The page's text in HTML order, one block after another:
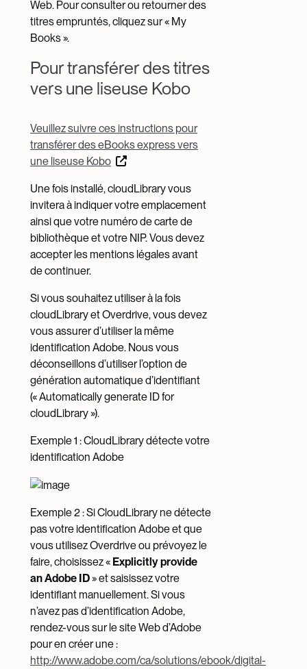
Web. Pour consulter ou retourner des
titres empruntés, cliquez sur « My
Books ».
Pour transférer des titres
vers une liseuse Kobo
Veuillez suivre ces instructions pour
transférer des eBooks express vers
une liseuse Kobo
Une fois installé, cloudLibrary vous
invitera à indiquer votre emplacement
ainsi que votre numéro de carte de
bibliothèque et votre NIP. Vous devez
accepter les mentions légales avant
de continuer.
Si vous souhaitez utiliser à la fois
cloudLibrary et Overdrive, vous devez
vous assurer d’utiliser la même
identification Adobe. Nous vous
déconseillons d’utiliser l’option de
génération automatique d’identifiant
(« Automatically generate ID for
cloudLibrary »).
Exemple 1 : CloudLibrary détecte votre
identification Adobe
Exemple 2 : Si CloudLibrary ne détecte
pas votre identification Adobe et que
vous utilisez Overdrive ou prévoyez le
faire, choisissez « Explicitly provide
an Adobe ID» et saisissez votre
identifiant manuellement. Si vous
n’avez pas d’identification Adobe,
rendez-vous sur le site Web d’Adobe
pour en créer une :
http://www.adobe.com/ca/solutions/ebook/digital-